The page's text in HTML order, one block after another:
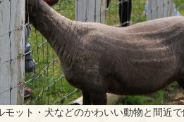
ット・犬などのかわいい動物と間近